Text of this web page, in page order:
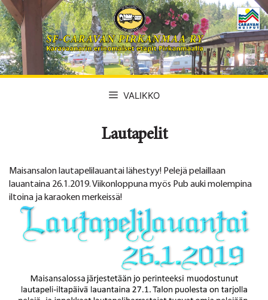
Siirry
sisältöön
VALIKKO
Lautapelit
Maisansalon lautapelilauantai lähestyy! Pelejä pelaillaan
lauantaina 26.1.2019. Viikonloppuna myös Pub auki molempina
iltoina ja karaoken merkeissä!